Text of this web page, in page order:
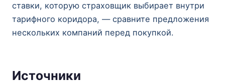
ставки, которую страховщик выбирает внутри
тарифного коридора, — сравните предложения
нескольких компаний перед покупкой.
Источники